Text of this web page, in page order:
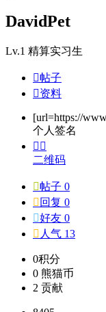
DavidPet
Lv.1 精算实习生
帖子
资料
[url=https://
个人签名
 
二维码
帖子 0
 回复 0
好友 0
 人气 13
0积分
0 熊猫币
2 贡献